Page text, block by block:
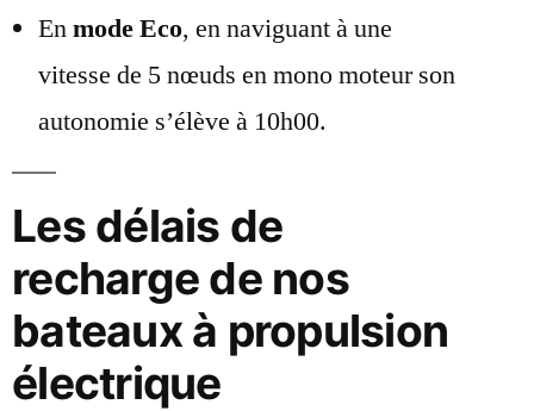
Enmode Eco, en naviguant à une
vitesse de 5 nœuds en mono moteur son
autonomie s’élève à 10h00.
Les délais de
recharge de nos
bateaux à propulsion
électrique